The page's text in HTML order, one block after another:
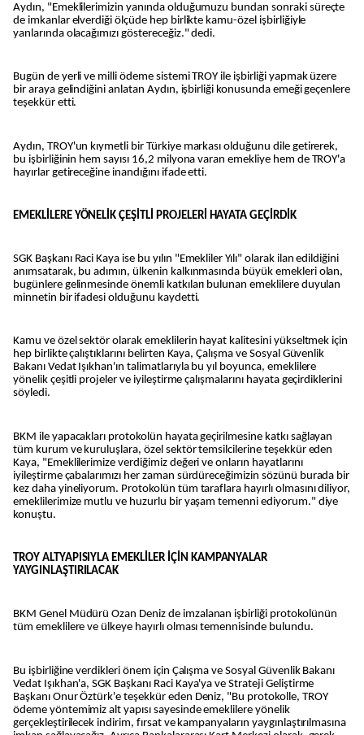
Aydın, "Emeklilerimizin yanında olduğumuzu bundan sonraki süreçte
de imkanlar elverdiği ölçüde hep birlikte kamu-özel işbirliğiyle
yanlarında olacağımızı göstereceğiz." dedi.
Bugün de yerli ve milli ödeme sistemi TROY ile işbirliği yapmak üzere
bir araya gelindiğini anlatan Aydın, işbirliği konusunda emeği geçenlere
teşekkür etti.
Aydın, TROY'un kıymetli bir Türkiye markası olduğunu dile getirerek,
bu işbirliğinin hem sayısı 16,2 milyona varan emekliye hem de TROY'a
hayırlar getireceğine inandığını ifade etti.
EMEKLİLERE YÖNELİK ÇEŞİTLİ PROJELERİ HAYATA GEÇİRDİK
SGK Başkanı Raci Kaya ise bu yılın "Emekliler Yılı" olarak ilan edildiğini
anımsatarak, bu adımın, ülkenin kalkınmasında büyük emekleri olan,
bugünlere gelinmesinde önemli katkıları bulunan emeklilere duyulan
minnetin bir ifadesi olduğunu kaydetti.
Kamu ve özel sektör olarak emeklilerin hayat kalitesini yükseltmek için
hep birlikte çalıştıklarını belirten Kaya, Çalışma ve Sosyal Güvenlik
Bakanı Vedat Işıkhan'ın talimatlarıyla bu yıl boyunca, emeklilere
yönelik çeşitli projeler ve iyileştirme çalışmalarını hayata geçirdiklerini
söyledi.
BKM ile yapacakları protokolün hayata geçirilmesine katkı sağlayan
tüm kurum ve kuruluşlara, özel sektör temsilcilerine teşekkür eden
Kaya, "Emeklilerimize verdiğimiz değeri ve onların hayatlarını
iyileştirme çabalarımızı her zaman sürdüreceğimizin sözünü burada bir
kez daha yineliyorum. Protokolün tüm taraflara hayırlı olmasını diliyor,
emeklilerimize mutlu ve huzurlu bir yaşam temenni ediyorum." diye
konuştu.
TROY ALTYAPISIYLA EMEKLİLER İÇİN KAMPANYALAR
YAYGINLAŞTIRILACAK
BKM Genel Müdürü Ozan Deniz de imzalanan işbirliği protokolünün
tüm emeklilere ve ülkeye hayırlı olması temennisinde bulundu.
Bu işbirliğine verdikleri önem için Çalışma ve Sosyal Güvenlik Bakanı
Vedat Işıkhan'a, SGK Başkanı Raci Kaya'ya ve Strateji Geliştirme
Başkanı Onur Öztürk'e teşekkür eden Deniz, "Bu protokolle, TROY
ödeme yöntemimiz alt yapısı sayesinde emeklilere yönelik
gerçekleştirilecek indirim, fırsat ve kampanyaların yaygınlaştırılmasına